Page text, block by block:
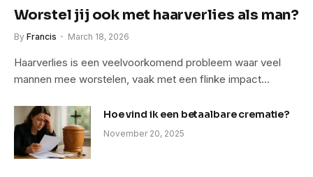
Worstel jij ook met haarverlies als man?
By Francis March 18, 2026
Haarverlies is een veelvoorkomend probleem waar veel
mannen mee worstelen, vaak met een flinke impact…
Hoe vind ik een betaalbare crematie?
November 20, 2025